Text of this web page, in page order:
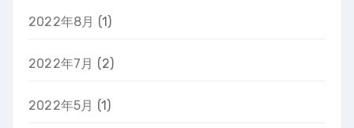
2022年8月 (1)
2022年7月 (2)
2022年5月 (1)